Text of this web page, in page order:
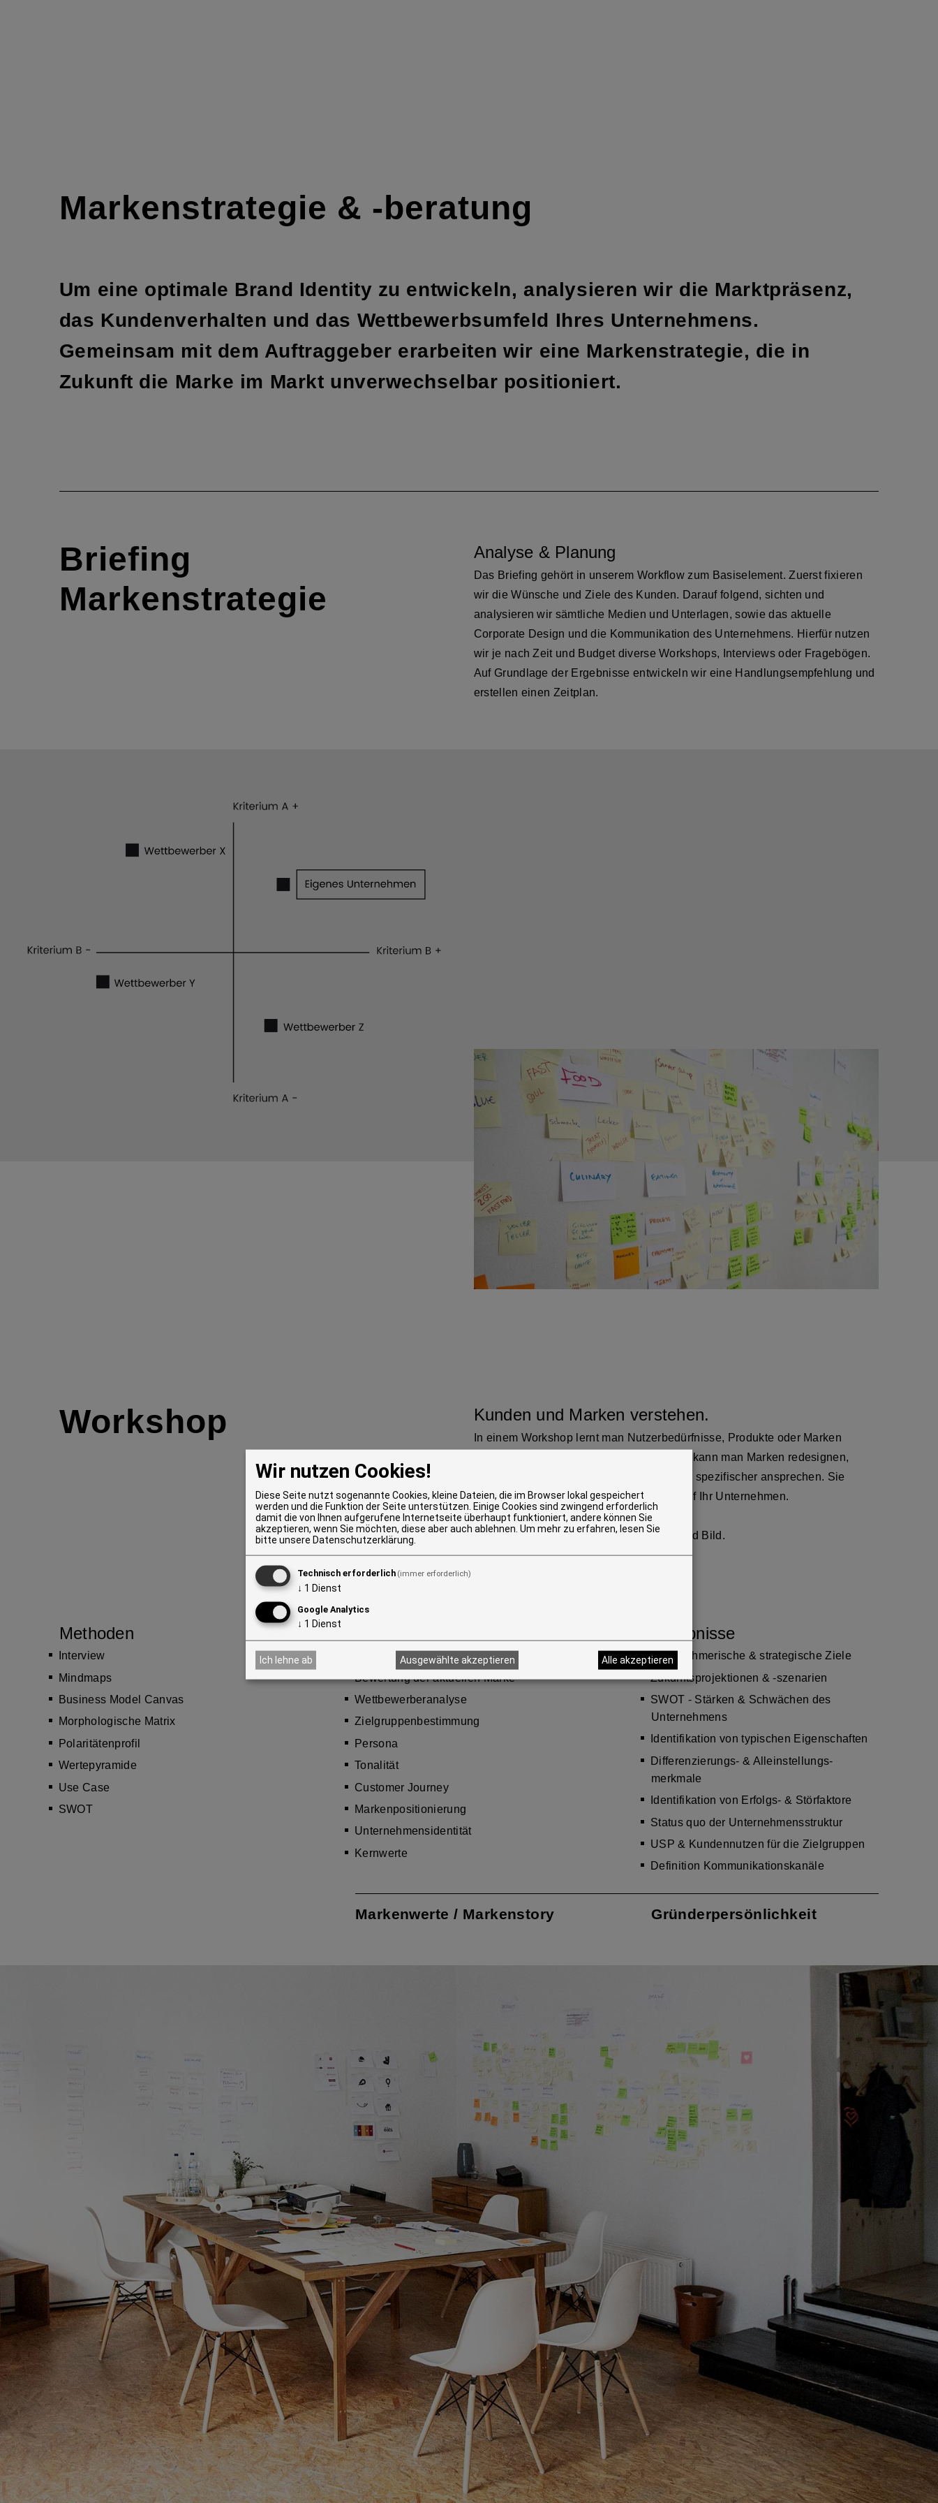
Marken­­strategie & -beratung
Um eine optimale Brand Identity zu entwickeln, analysieren wir die Markt­­präsenz,
das Kunden­verhalten und das Wett­bewerbs­­umfeld Ihres Unter­nehmens.
Gemeinsam mit dem Auftrag­geber erarbeiten wir eine Markenstrategie, die in
Zukunft die Marke im Markt un­ver­wechsel­bar positioniert.
Briefing
Markenstrategie
Analyse & Planung
Das Briefing gehört in unserem Workflow zum Basiselement. Zuerst fixieren
wir die Wünsche und Ziele des Kunden. Darauf folgend, sichten und
analysieren wir sämtliche Medien und Unterlagen, sowie das aktuelle
Corporate Design und die Kommunikation des Unternehmens. Hierfür nutzen
wir je nach Zeit und Budget diverse Workshops, Interviews oder Fragebögen.
Auf Grundlage der Ergebnisse entwickeln wir eine Handlungsempfehlung und
erstellen einen Zeitplan.
Workshop Kunden und Marken verstehen.
In einem Workshop lernt man Nutzerbedürfnisse, Produkte oder Marken
besser zu verstehen. Mit den Ergebnissen kann man Marken redesignen,
Touchpoints optimieren sowie Zielgruppen spezifischer ansprechen. Sie
erhalten einen vollkommen neuen Blick auf Ihr Unternehmen.
Das Ergebnis: eine Brand Story in Wort und Bild.
Methoden
Interview
Mindmaps
Business Model Canvas
Morphologische Matrix
Polaritätenprofil
Wertepyramide
Use Case
SWOT
Zielsetzung
Bewertung der aktuellen Marke
Wettbewerberanalyse
Zielgruppenbestimmung
Persona
Tonalität
Customer Journey
Markenpositionierung
Unternehmensidentität
Kernwerte
Ergebnisse
Unter­nehmerische & strategische Ziele
Zukunftsprojektionen & -szenarien
SWOT - Stärken & Schwächen des
Unternehmens
Identifikation von typischen Eigenschaften
Differenzierungs- & Allein­stellungs­
merkmale
Identifikation von Erfolgs- & Störfaktore
Status quo der Unter­nehmens­struktur
USP & Kundennutzen für die Zielgruppen
Definition Kommu­nikations­kanäle
Markenwerte / Markenstory Gründer­persönlich­keit
Wir nutzen Cookies!
Diese Seite nutzt sogenannte Cookies, kleine Dateien, die im Browser lokal gespeichert
werden und die Funktion der Seite unterstützen. Einige Cookies sind zwingend erforderlich
damit die von Ihnen aufgerufene Internetseite überhaupt funktioniert, andere können Sie
akzeptieren, wenn Sie möchten, diese aber auch ablehnen. Um mehr zu erfahren, lesen Sie
bitte unsere Datenschutzerklärung
Technisch erforderlich (immer erforderlich)
↓ 1 Dienst
Google Analytics
↓ 1 Dienst
Ich lehne ab Ausgewählte akzeptieren Alle akzeptieren